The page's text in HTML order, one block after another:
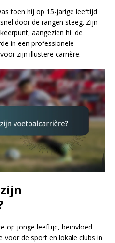
toen hij op 15-jarige leeftijd
door de rangen steeg. Zijn
aangezien hij de
in een professionele
zijn illustere carrière.
op jonge leeftijd, beïnvloed
voor de sport en lokale clubs in